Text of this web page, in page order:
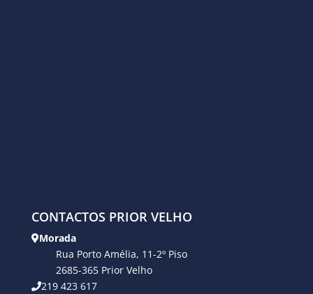
CONTACTOS PRIOR VELHO
Morada
Rua Porto Amélia, 11-2º Piso
2685-365 Prior Velho
219 423 617